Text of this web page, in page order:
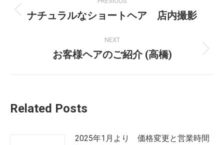
ナチュラルなショートヘア 店内撮影
NEXT
お客様ヘアのご紹介 (高橋)
Related Posts
2025年1月より 価格変更と営業時間